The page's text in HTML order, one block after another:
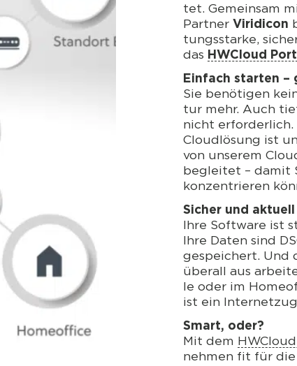
tet. Gemein­sam
Part­ner Virid­icon
tungs­star­ke,
das HWCloud
Ein­fach star­ten –
Sie benö­ti­gen
tur mehr. Auch
nicht erfor­der­lich.
Cloud­lö­sung ist
von unse­rem
beglei­tet – damit
kon­zen­trie­ren
Sicher und
Ihre Soft­ware ist
Ihre Daten sind
gespei­chert. Und
über­all aus
le oder im
ist ein
Smart, oder?
Mit dem
neh­men fit für